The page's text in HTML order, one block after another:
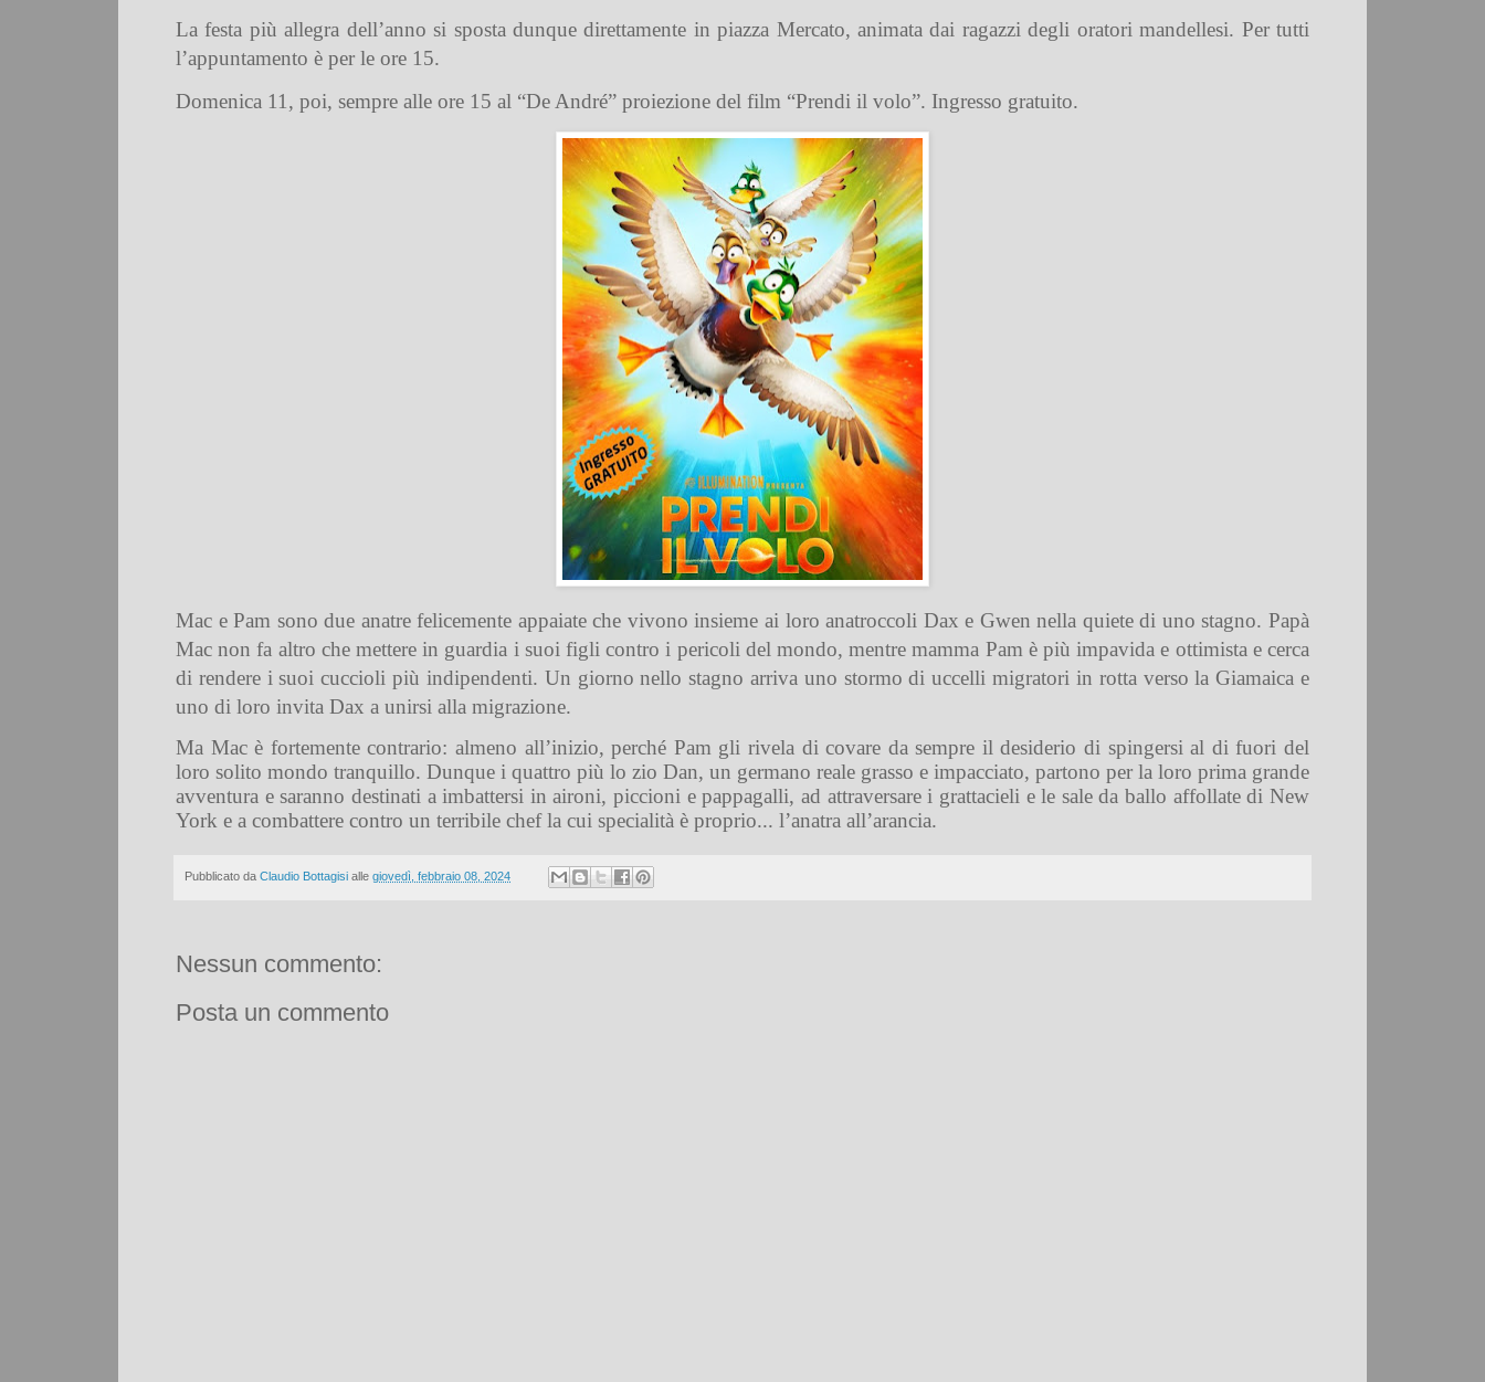
La festa più allegra dell’anno si sposta dunque direttamente in piazza Mercato, animata dai ragazzi degli oratori mandellesi. Per tutti
l’appuntamento è per le ore 15.
Domenica 11, poi, sempre alle ore 15 al “De André” proiezione del film “Prendi il volo”. Ingresso gratuito.
Mac e Pam sono due anatre felicemente appaiate che vivono insieme ai loro anatroccoli Dax e Gwen nella quiete di uno stagno. Papà
Mac non fa altro che mettere in guardia i suoi figli contro i pericoli del mondo, mentre mamma Pam è più impavida e ottimista e cerca
di rendere i suoi cuccioli più indipendenti. Un giorno nello stagno arriva uno stormo di uccelli migratori in rotta verso la Giamaica e
uno di loro invita Dax a unirsi alla migrazione.
Ma Mac è fortemente contrario: almeno all’inizio, perché Pam gli rivela di covare da sempre il desiderio di spingersi al di fuori del
loro solito mondo tranquillo. Dunque i quattro più lo zio Dan, un germano reale grasso e impacciato, partono per la loro prima grande
avventura e saranno destinati a imbattersi in aironi, piccioni e pappagalli, ad attraversare i grattacieli e le sale da ballo affollate di New
York e a combattere contro un terribile chef la cui specialità è proprio... l’anatra all’arancia.
Pubblicato da Claudio Bottagisi alle giovedì, febbraio 08, 2024
Nessun commento:
Posta un commento